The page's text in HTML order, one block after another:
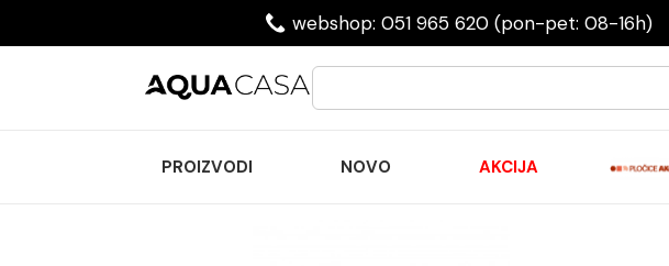
webshop: 051 965 620 (pon-pet: 08-16h)
PROIZVODI NOVO AKCIJA